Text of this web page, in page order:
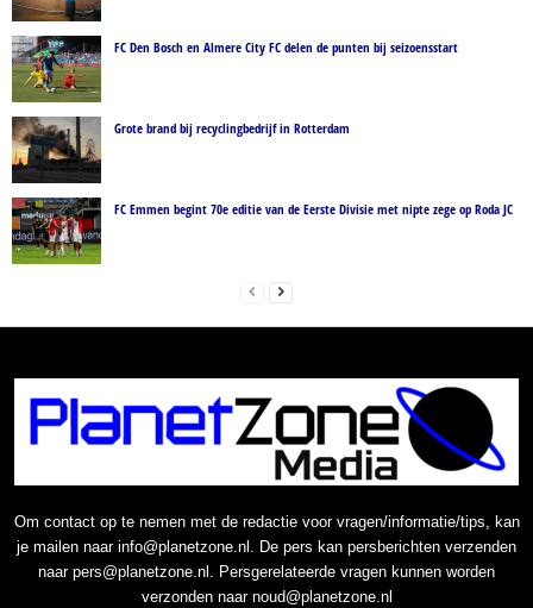
FC Den Bosch en Almere City FC delen de punten bij seizoensstart
Grote brand bij recyclingbedrijf in Rotterdam
FC Emmen begint 70e editie van de Eerste Divisie met nipte zege op Roda JC
Om contact op te nemen met de redactie voor vragen/informatie/tips, kan
je mailen naar info@planetzone.nl. De pers kan persberichten verzenden
naar pers@planetzone.nl. Persgerelateerde vragen kunnen worden
verzonden naar noud@planetzone.nl